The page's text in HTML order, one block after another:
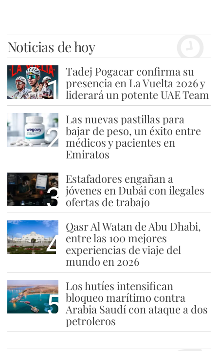
Noticias de hoy
1
Tadej Pogacar confirma su
presencia en La Vuelta 2026 y
liderará un potente UAE Team
2
Las nuevas pastillas para
bajar de peso, un éxito entre
médicos y pacientes en
Emiratos
3
Estafadores engañan a
jóvenes en Dubái con ilegales
ofertas de trabajo
4
Qasr Al Watan de Abu Dhabi,
entre las 100 mejores
experiencias de viaje del
mundo en 2026
5
Los hutíes intensifican
bloqueo marítimo contra
Arabia Saudí con ataque a dos
petroleros